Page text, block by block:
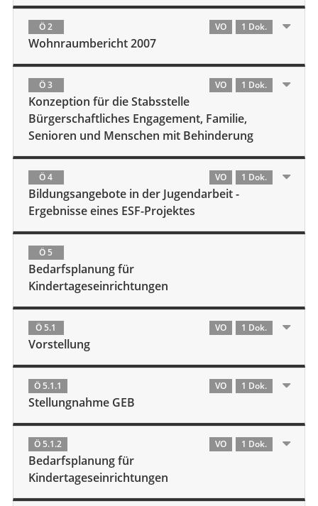
Ö 2 VO 1 Dok.
Wohnraumbericht 2007
Ö 3 VO 1 Dok.
Konzeption für die Stabsstelle
Bürgerschaftliches Engagement, Familie,
Senioren und Menschen mit Behinderung
Ö 4 VO 1 Dok.
Bildungsangebote in der Jugendarbeit -
Ergebnisse eines ESF-Projektes
Ö 5
Bedarfsplanung für
Kindertageseinrichtungen
Ö 5.1 VO 1 Dok.
Vorstellung
Ö 5.1.1 VO 1 Dok.
Stellungnahme GEB
Ö 5.1.2 VO 1 Dok.
Bedarfsplanung für
Kindertageseinrichtungen